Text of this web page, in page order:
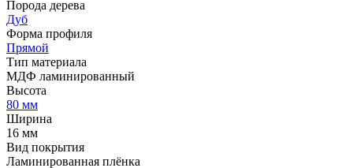
Порода дерева
Дуб
Форма профиля
Прямой
Тип материала
МДФ ламинированный
Высота
80 мм
Ширина
16 мм
Вид покрытия
Ламинированная плёнка